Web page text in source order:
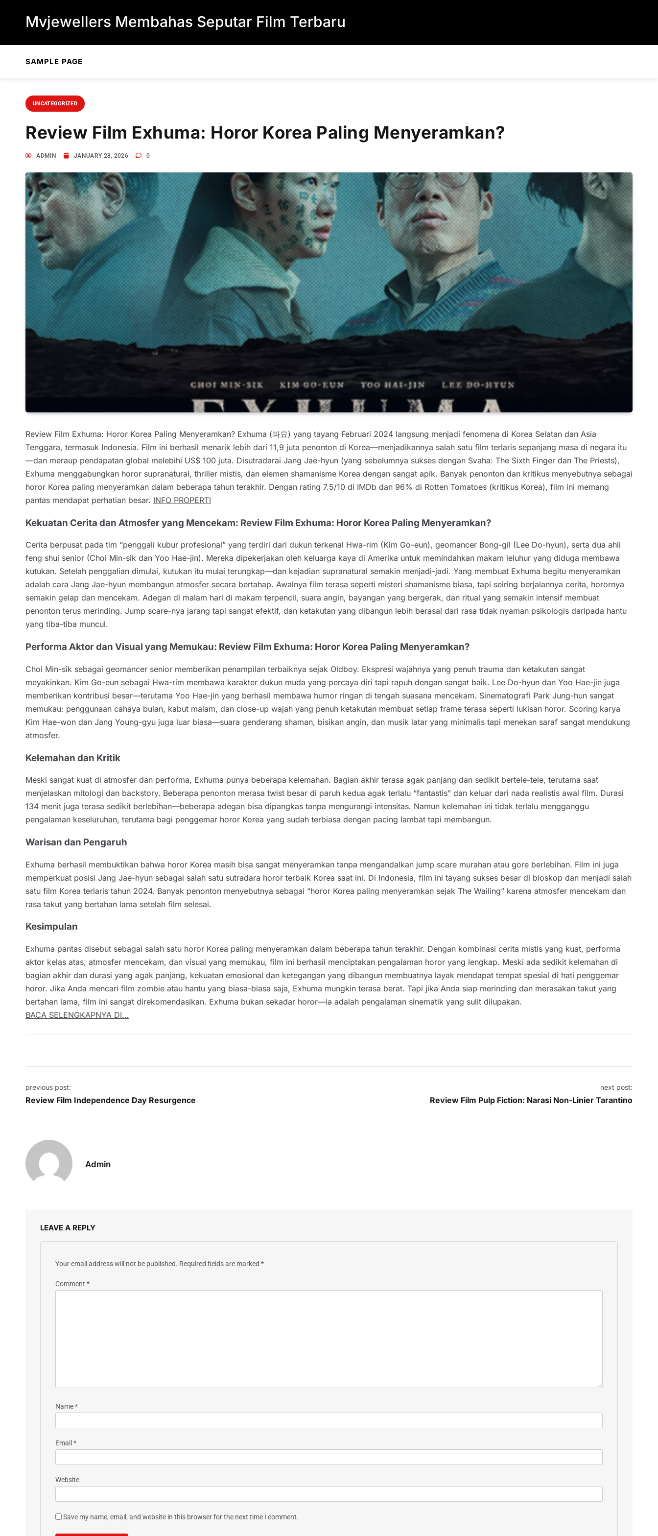
Mvjewellers Membahas Seputar Film Terbaru
SAMPLE PAGE
UNCATEGORIZED
Review Film Exhuma: Horor Korea Paling Menyeramkan?
ADMIN JANUARY 28, 2026 0
Review Film Exhuma: Horor Korea Paling Menyeramkan? Exhuma (파묘) yang tayang Februari 2024 langsung menjadi fenomena di Korea Selatan dan Asia
Tenggara, termasuk Indonesia. Film ini berhasil menarik lebih dari 11,9 juta penonton di Korea—menjadikannya salah satu film terlaris sepanjang masa di negara itu
—dan meraup pendapatan global melebihi US$ 100 juta. Disutradarai Jang Jae-hyun (yang sebelumnya sukses dengan Svaha: The Sixth Finger dan The Priests),
Exhuma menggabungkan horor supranatural, thriller mistis, dan elemen shamanisme Korea dengan sangat apik. Banyak penonton dan kritikus menyebutnya sebagai
horor Korea paling menyeramkan dalam beberapa tahun terakhir. Dengan rating 7.5/10 di IMDb dan 96% di Rotten Tomatoes (kritikus Korea), film ini memang
pantas mendapat perhatian besar. INFO PROPERTI
Kekuatan Cerita dan Atmosfer yang Mencekam: Review Film Exhuma: Horor Korea Paling Menyeramkan?
Cerita berpusat pada tim “penggali kubur profesional” yang terdiri dari dukun terkenal Hwa-rim (Kim Go-eun), geomancer Bong-gil (Lee Do-hyun), serta dua ahli
feng shui senior (Choi Min-sik dan Yoo Hae-jin). Mereka dipekerjakan oleh keluarga kaya di Amerika untuk memindahkan makam leluhur yang diduga membawa
kutukan. Setelah penggalian dimulai, kutukan itu mulai terungkap—dan kejadian supranatural semakin menjadi-jadi. Yang membuat Exhuma begitu menyeramkan
adalah cara Jang Jae-hyun membangun atmosfer secara bertahap. Awalnya film terasa seperti misteri shamanisme biasa, tapi seiring berjalannya cerita, horornya
semakin gelap dan mencekam. Adegan di malam hari di makam terpencil, suara angin, bayangan yang bergerak, dan ritual yang semakin intensif membuat
penonton terus merinding. Jump scare-nya jarang tapi sangat efektif, dan ketakutan yang dibangun lebih berasal dari rasa tidak nyaman psikologis daripada hantu
yang tiba-tiba muncul.
Performa Aktor dan Visual yang Memukau: Review Film Exhuma: Horor Korea Paling Menyeramkan?
Choi Min-sik sebagai geomancer senior memberikan penampilan terbaiknya sejak Oldboy. Ekspresi wajahnya yang penuh trauma dan ketakutan sangat
meyakinkan. Kim Go-eun sebagai Hwa-rim membawa karakter dukun muda yang percaya diri tapi rapuh dengan sangat baik. Lee Do-hyun dan Yoo Hae-jin juga
memberikan kontribusi besar—terutama Yoo Hae-jin yang berhasil membawa humor ringan di tengah suasana mencekam. Sinematografi Park Jung-hun sangat
memukau: penggunaan cahaya bulan, kabut malam, dan close-up wajah yang penuh ketakutan membuat setiap frame terasa seperti lukisan horor. Scoring karya
Kim Hae-won dan Jang Young-gyu juga luar biasa—suara genderang shaman, bisikan angin, dan musik latar yang minimalis tapi menekan saraf sangat mendukung
atmosfer.
Kelemahan dan Kritik
Meski sangat kuat di atmosfer dan performa, Exhuma punya beberapa kelemahan. Bagian akhir terasa agak panjang dan sedikit bertele-tele, terutama saat
menjelaskan mitologi dan backstory. Beberapa penonton merasa twist besar di paruh kedua agak terlalu “fantastis” dan keluar dari nada realistis awal film. Durasi
134 menit juga terasa sedikit berlebihan—beberapa adegan bisa dipangkas tanpa mengurangi intensitas. Namun kelemahan ini tidak terlalu mengganggu
pengalaman keseluruhan, terutama bagi penggemar horor Korea yang sudah terbiasa dengan pacing lambat tapi membangun.
Warisan dan Pengaruh
Exhuma berhasil membuktikan bahwa horor Korea masih bisa sangat menyeramkan tanpa mengandalkan jump scare murahan atau gore berlebihan. Film ini juga
memperkuat posisi Jang Jae-hyun sebagai salah satu sutradara horor terbaik Korea saat ini. Di Indonesia, film ini tayang sukses besar di bioskop dan menjadi salah
satu film Korea terlaris tahun 2024. Banyak penonton menyebutnya sebagai “horor Korea paling menyeramkan sejak The Wailing” karena atmosfer mencekam dan
rasa takut yang bertahan lama setelah film selesai.
Kesimpulan
Exhuma pantas disebut sebagai salah satu horor Korea paling menyeramkan dalam beberapa tahun terakhir. Dengan kombinasi cerita mistis yang kuat, performa
aktor kelas atas, atmosfer mencekam, dan visual yang memukau, film ini berhasil menciptakan pengalaman horor yang lengkap. Meski ada sedikit kelemahan di
bagian akhir dan durasi yang agak panjang, kekuatan emosional dan ketegangan yang dibangun membuatnya layak mendapat tempat spesial di hati penggemar
horor. Jika Anda mencari film zombie atau hantu yang biasa-biasa saja, Exhuma mungkin terasa berat. Tapi jika Anda siap merinding dan merasakan takut yang
bertahan lama, film ini sangat direkomendasikan. Exhuma bukan sekadar horor—ia adalah pengalaman sinematik yang sulit dilupakan.
BACA SELENGKAPNYA DI…
Post navigation
previous post:
Review Film Independence Day Resurgence
next post:
Review Film Pulp Fiction: Narasi Non-Linier Tarantino
Admin
LEAVE A REPLY
Your email address will not be published. Required fields are marked *
Comment *
Name*
Email *
Website
Save my name, email, and website in this browser for the next time I comment.